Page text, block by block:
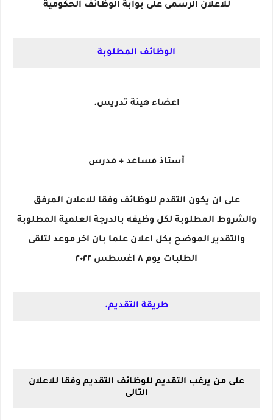
للاعلان الرسمى على بوابة الوظائف الحكومية
الوظائف المطلوبة
اعضاء هيئة تدريس.
أستاذ مساعد + مدرس
على ان يكون التقدم للوظائف وفقا للاعلان المرفق
والشروط المطلوبة لكل وظيفه بالدرجة العلمية المطلوبة
والتقدير الموضح بكل اعلان علما بان اخر موعد لتلقى
الطلبات يوم ٨ اغسطس ٢٠٢٢
طريقة التقديم.
على من يرغب التقديم للوظائف التقديم وفقا للاعلان
التالى